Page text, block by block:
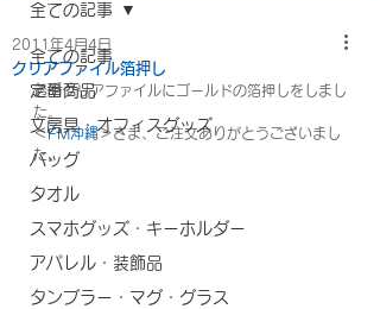
全ての記事
定番商品
文房具・オフィスグッズ
バッグ
タオル
スマホグッズ・キーホルダー
アパレル・装飾品
タンブラー・マグ・グラス
全ての記事
クリアファイル箔押し
2011年4月4日
透明クリアファイルにゴールドの箔押しをしまし
た。
＜FM沖縄＞さま、ご注文ありがとうございまし
た。